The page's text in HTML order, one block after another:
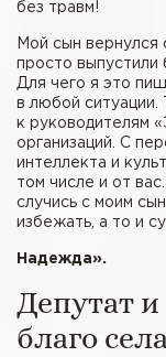
без травм!
Мой сын вернулся
просто выпустили
Для чего я это
в любой ситуации.
к руководителям
организаций. С
интеллекта и
том числе и от
случись с моим
избежать, а то и
Надежда».
Депутат
благо